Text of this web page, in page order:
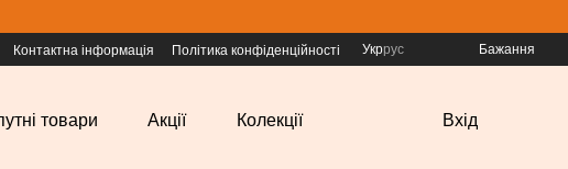
Контактна інформація Політика конфіденційності Укррус Бажання
товари Акції Колекції Вхід